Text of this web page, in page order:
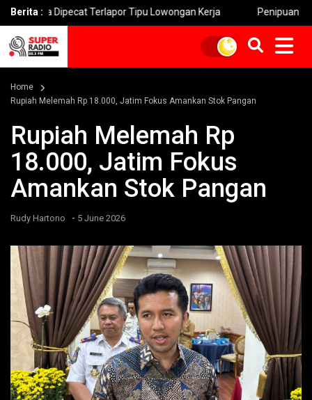
Berita :
Dipecat Terlapor Tipu Lowongan Kerja Penipuan ‘Fake BTS’
Home
Rupiah Melemah Rp 18.000, Jatim Fokus Amankan Stok Pangan
Rupiah Melemah Rp
18.000, Jatim Fokus
Amankan Stok Pangan
Rudy Hartono - 5 June 2026